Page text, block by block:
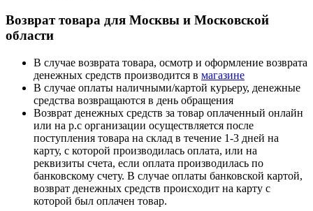
Возврат товара для Москвы и Московской
области
В случае возврата товара, осмотр и оформление возврата
денежных средств производится в магазине
В случае оплаты наличными/картой курьеру, денежные
средства возвращаются в день обращения
Возврат денежных средств за товар оплаченный онлайн
или на р.с организации осуществляется после
поступления товара на склад в течение 1-3 дней на
карту, с которой производилась оплата, или на
реквизиты счета, если оплата производилась по
банковскому счету. В случае оплаты банковской картой,
возврат денежных средств происходит на карту с
которой был оплачен товар.